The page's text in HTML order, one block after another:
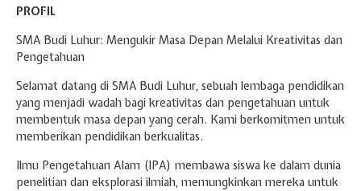
Struktur Organisasi
KOSP SMA Budi Luhur
Program Collage
Kegiatan Siswa
Upacara 17 Agustus
Classmeet Day 1 & 2
Hari Guru 24 November
Ekstrakurikuler
Informasi PPDB
Pendaftaran Peserta Didik Baru
Informasi
Galeri
Humas
PROFIL
SMA Budi Luhur: Mengukir Masa Depan Melalui Kreativitas dan
Pengetahuan
Selamat datang di SMA Budi Luhur, sebuah lembaga pendidikan
yang menjadi wadah bagi kreativitas dan pengetahuan untuk
membentuk masa depan yang cerah. Kami berkomitmen untuk
memberikan pendidikan berkualitas.
Ilmu Pengetahuan Alam (IPA) membawa siswa ke dalam dunia
penelitian dan eksplorasi ilmiah, memungkinkan mereka untuk